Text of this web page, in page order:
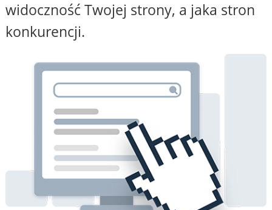
widoczność Twojej strony, a jaka stron
konkurencji.